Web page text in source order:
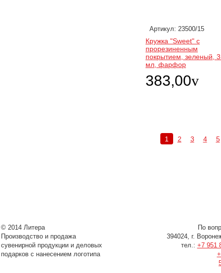
Артикул: 23500/15
Кружка "Sweet" с
прорезиненным
покрытием, зеленый,
мл, фарфор
383,00v
1 2 3 4 5
© 2014 Литера
Производство и продажа
сувенирной продукции и деловых
подарков с нанесением логотипа
По
394024, г.
тел.: +7 951